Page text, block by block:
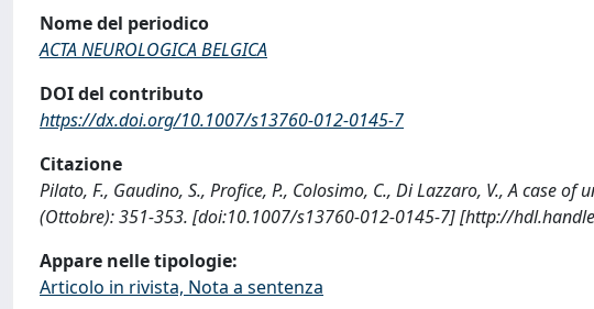
Nome del periodico
ACTA NEUROLOGICA BELGICA
DOI del contributo
https://dx.doi.org/10.1007/s13760-012-0145-7
Citazione
Pilato, F., Gaudino, S., Profice, P., Colosimo, C., Di Lazzaro, V., A case of
(Ottobre): 351-353. [doi:10.1007/s13760-012-0145-7] [http://
Appare nelle tipologie:
Articolo in rivista, Nota a sentenza